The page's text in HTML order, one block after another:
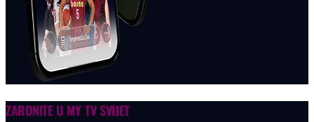
ZARONITE U MY TV SVIJET